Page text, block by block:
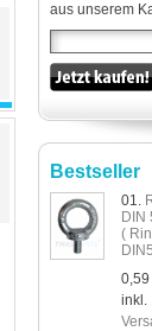
aus unserem
Bestseller
01.
DIN
(
0,59
inkl.